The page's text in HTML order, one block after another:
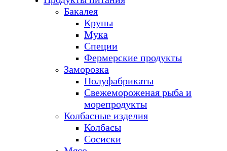
Бакалея
Крупы
Мука
Специи
Фермерские продукты
Заморозка
Полуфабрикаты
Свежемороженая рыба и
морепродукты
Колбасные изделия
Колбасы
Сосиски